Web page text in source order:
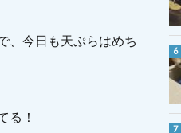
、今日も天ぷらはめち
る！